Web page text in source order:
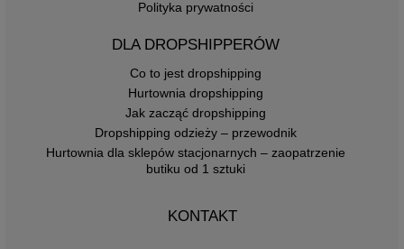
Polityka prywatności
DLA DROPSHIPPERÓW
Co to jest dropshipping
Hurtownia dropshipping
Jak zacząć dropshipping
Dropshipping odzieży – przewodnik
Hurtownia dla sklepów stacjonarnych – zaopatrzenie
butiku od 1 sztuki
KONTAKT